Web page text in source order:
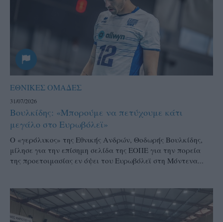
ΕΘΝΙΚΕΣ ΟΜΑΔΕΣ
31/07/2026
Βουλκίδης: «Μπορούμε να πετύχουμε κάτι
μεγάλο στο Ευρωβόλεϊ»
Ο «γερόλυκος» της Εθνικής Ανδρών, Θοδωρής Βουλκίδης,
μίλησε για την επίσημη σελίδα της ΕΟΠΕ για την πορεία
της προετοιμασίας εν όψει του Ευρωβόλεϊ στη Μόντενα...